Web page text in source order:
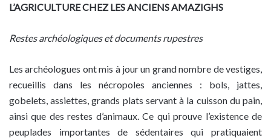
L’AGRICULTURE CHEZ LES ANCIENS AMAZIGHS
Restes archéologiques et documents rupestres
Les archéologues ont mis à jour un grand nombre de vestiges,
recueillis dans les nécropoles anciennes : bols, jattes,
gobelets, assiettes, grands plats servant à la cuisson du pain,
ainsi que des restes d’animaux. Ce qui prouve l’existence de
peuplades importantes de sédentaires qui pratiquaient